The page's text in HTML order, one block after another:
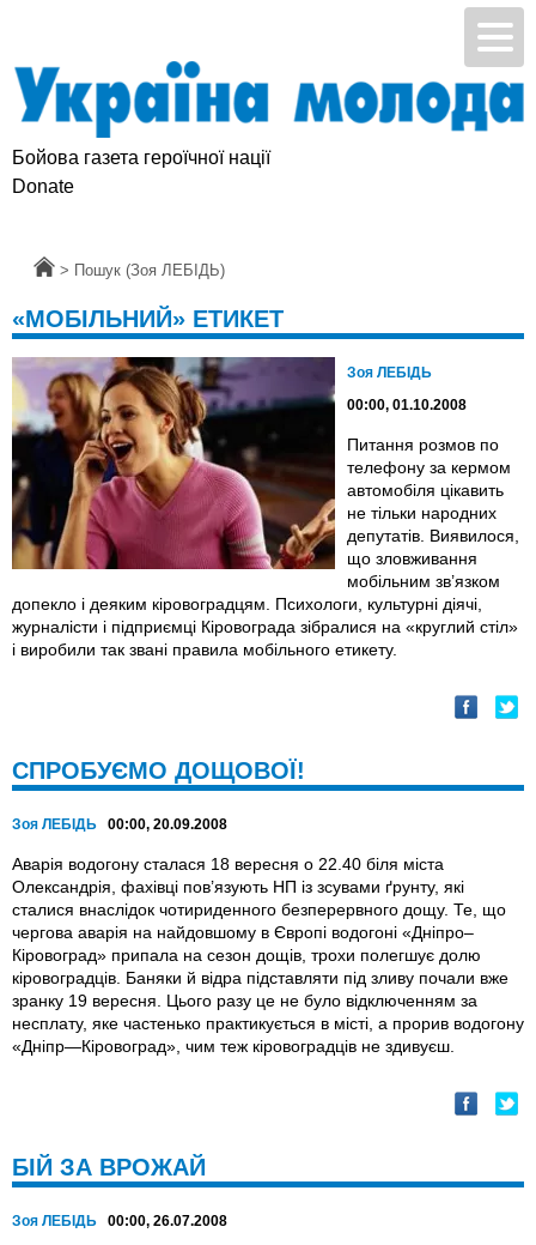
Бойова газета героїчної нації
Donate
Головна
> Пошук (Зоя ЛЕБІДЬ)
«МОБІЛЬНИЙ» ЕТИКЕТ
Зоя ЛЕБІДЬ
00:00, 01.10.2008
Питання розмов по
телефону за кермом
автомобіля цікавить
не тільки народних
депутатів. Виявилося,
що зловживання
мобільним зв’язком
допекло і деяким кіровоградцям. Психологи, культурні діячі,
журналісти і підприємці Кіровограда зібралися на «круглий стіл»
і виробили так звані правила мобільного етикету.
СПРОБУЄМО ДОЩОВОЇ!
Зоя ЛЕБІДЬ 00:00, 20.09.2008
Аварія водогону сталася 18 вересня о 22.40 біля міста
Олександрія, фахівці пов’язують НП із зсувами ґрунту, які
сталися внаслідок чотириденного безперервного дощу. Те, що
чергова аварія на найдовшому в Європі водогоні «Дніпро–
Кіровоград» припала на сезон дощів, трохи полегшує долю
кіровоградців. Баняки й відра підставляти під зливу почали вже
зранку 19 вересня. Цього разу це не було відключенням за
несплату, яке частенько практикується в місті, а прорив водогону
«Дніпр—Кіровоград», чим теж кіровоградців не здивуєш.
БІЙ ЗА ВРОЖАЙ
Зоя ЛЕБІДЬ 00:00, 26.07.2008